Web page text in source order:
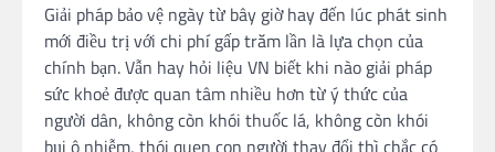
Giải pháp bảo vệ ngày từ bây giờ hay đến lúc phát sinh
mới điều trị với chi phí gấp trăm lần là lựa chọn của
chính bạn. Vẫn hay hỏi liệu VN biết khi nào giải pháp
sức khoẻ được quan tâm nhiều hơn từ ý thức của
người dân, không còn khói thuốc lá, không còn khói
bụi ô nhiễm, thói quen con người thay đổi thì chắc có